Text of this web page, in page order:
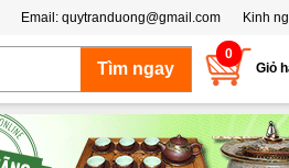
Email: quytranduong@gmail.com Kinh
0
Giỏ